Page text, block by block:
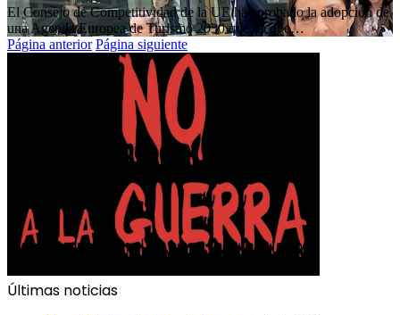
El Consejo de Competitividad de la UE ha aprobado la adopción de
una Agenda Europea de Turismo 2030 que recoge…
Página anterior Página siguiente
Últimas noticias